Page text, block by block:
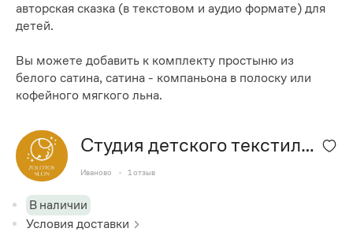
авторская сказка (в текстовом и аудио формате) для
детей.
Вы можете добавить к комплекту простыню из
белого сатина, сатина - компаньона в полоску или
кофейного мягкого льна.
Студия детского текстиля
"Золотой Слон"
Иваново 1 отзыв
В наличии
Условия доставки